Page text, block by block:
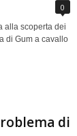
0
alla scoperta dei
di Gum a cavallo
di